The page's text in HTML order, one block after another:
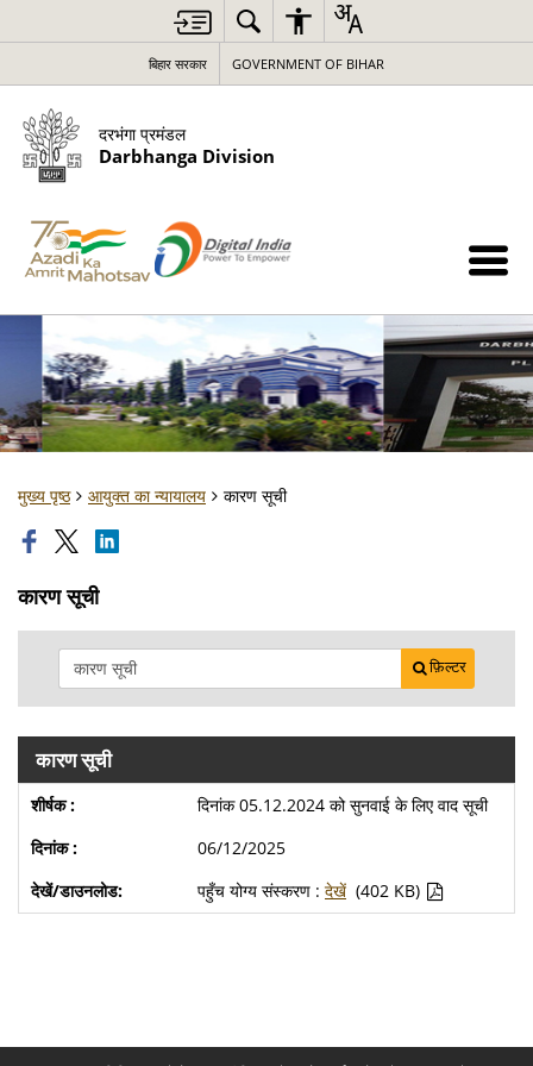
बिहार सरकार GOVERNMENT OF BIHAR
दरभंगा प्रमंडल
Darbhanga Division
मुख्य पृष्ठ आयुक्त का न्यायालय कारण सूची
कारण सूची
फ़िल्टर
कारण सूची
दिनांक 05.12.2024 को सुनवाई के लिए वाद सूची
06/12/2025
पहुँच योग्य संस्करण : देखें (402 KB)